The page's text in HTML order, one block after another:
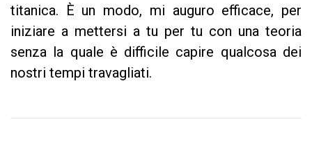
titanica. È un modo, mi auguro efficace, per
iniziare a mettersi a tu per tu con una teoria
senza la quale è difficile capire qualcosa dei
nostri tempi travagliati.